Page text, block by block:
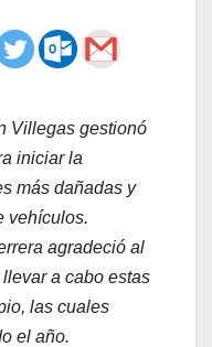
Villegas gestionó
iniciar la
más dañadas y
vehículos.
agradeció al
a cabo estas
las cuales
el año.